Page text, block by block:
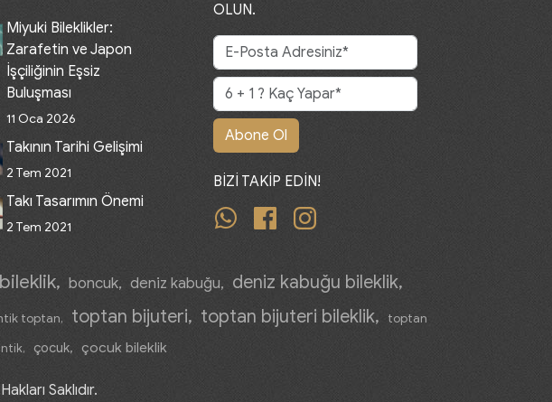
Miyuki Bileklikler:
Zarafetin ve Japon
İşçiliğinin Eşsiz
Buluşması
11 Oca 2026
Takının Tarihi Gelişimi
2 Tem 2021
Takı Tasarımın Önemi
2 Tem 2021
OLUN.
Abone Ol
BİZİ TAKİP EDİN!
whatsapp facebook instagram
bileklik boncuk deniz kabuğu deniz kabuğu bileklik
toptan toptan bijuteri toptan bijuteri bileklik
toptan
çocuk çocuk bileklik
Saklıdır.